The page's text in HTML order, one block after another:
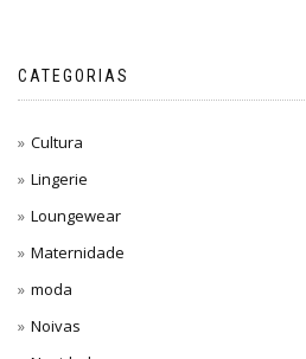
CATEGORIAS
Cultura
Lingerie
Loungewear
Maternidade
moda
Noivas